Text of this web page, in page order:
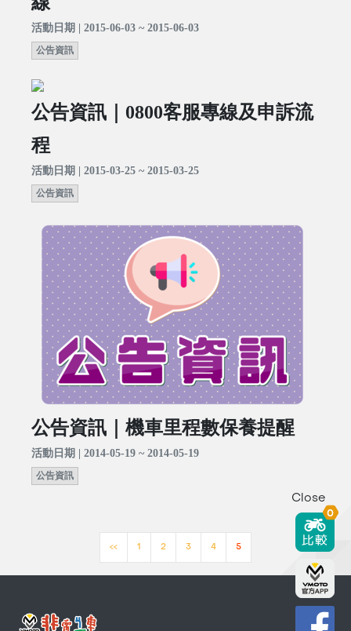
活動日期 | 2015-06-03 ~ 2015-06-03
公告資訊
公告資訊｜0800客服專線及申訴流
程
活動日期 | 2015-03-25 ~ 2015-03-25
公告資訊
公告資訊｜機車里程數保養提醒
活動日期 | 2014-05-19 ~ 2014-05-19
公告資訊
<< 1 2 3 4 5
Close
0